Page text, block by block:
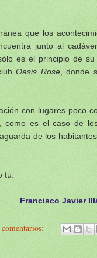
que los
junto al
es el principio de su
Oasis Rose, donde
con lugares poco
como es el caso de
de los
tú.
Francisco Javier